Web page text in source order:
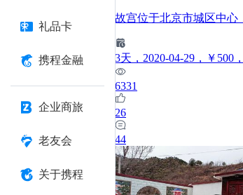
礼品卡
携程金融
企业商旅
老友会
关于携程
故宫位于北京市城区中
3天 ，2020-04-29 ，￥500
6331
26
44